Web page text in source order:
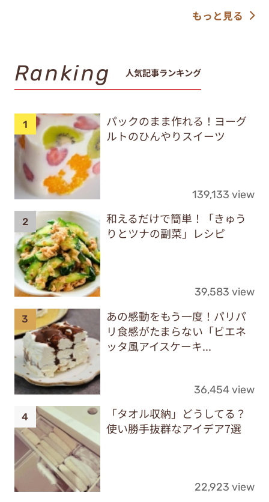
もっと見る
Ranking 人気記事ランキング
パックのまま作れる！ヨーグ
ルトのひんやりスイーツ
139,133 view
和えるだけで簡単！「きゅう
りとツナの副菜」レシピ
39,583 view
あの感動をもう一度！パリパ
リ食感がたまらない「ビエネ
ッタ風アイスケーキ...
36,454 view
「タオル収納」どうしてる？
使い勝手抜群なアイデア7選
22,923 view